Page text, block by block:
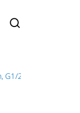
2", prosty